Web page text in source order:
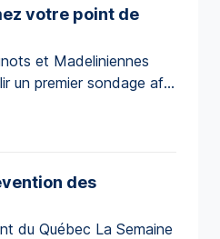
mission
votre point de
et Madeliniennes
un premier sondage afin
Tourisme Îles de la
et ce, afin de suivre
des
du Québec La Semaine